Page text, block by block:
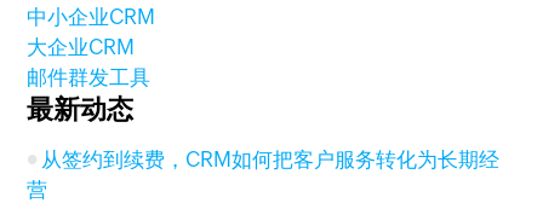
中小企业CRM
大企业CRM
邮件群发工具
最新动态
从签约到续费，CRM如何把客户服务转化为长期经
营